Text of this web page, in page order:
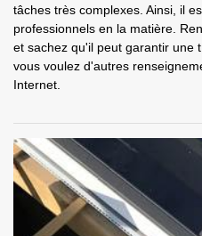
tâches très complexes. Ainsi, il
professionnels en la matière.
et sachez qu'il peut garantir une
vous voulez d'autres
Internet.